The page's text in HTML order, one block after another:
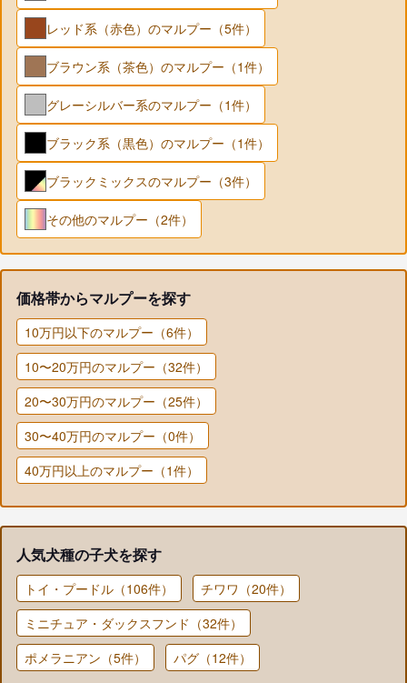
レッド系（赤色）のマルプー（5件）
ブラウン系（茶色）のマルプー（1件）
グレーシルバー系のマルプー（1件）
ブラック系（黒色）のマルプー（1件）
ブラックミックスのマルプー（3件）
その他のマルプー（2件）
価格帯からマルプーを探す
10万円以下のマルプー（6件）
10〜20万円のマルプー（32件）
20〜30万円のマルプー（25件）
30〜40万円のマルプー（0件）
40万円以上のマルプー（1件）
人気犬種の子犬を探す
トイ・プードル（106件）
チワワ（20件）
ミニチュア・ダックスフンド（32件）
ポメラニアン（5件）
パグ（12件）